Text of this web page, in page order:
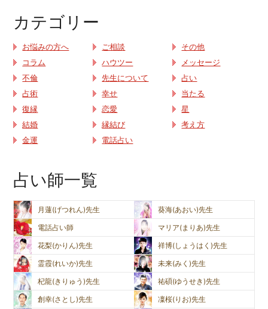
カテゴリー
お悩みの方へ ご相談
その他
コラム
ハウツー
メッセージ
不倫
先生について
占い
占術
幸せ
当たる
復縁
恋愛
星
結婚
縁結び
考え方
金運
電話占い
占い師一覧
月蓮(げつれん)先生
葵海(あおい)先生
電話占い師
マリア(まりあ)先生
花梨(かりん)先生
祥博(しょうはく)先生
霊霞(れいか)先生
未来(みく)先生
杞龍(きりゅう)先生
祐碩(ゆうせき)先生
創幸(さとし)先生
凜桜(りお)先生